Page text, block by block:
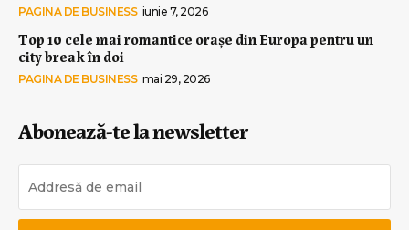
PAGINA DE BUSINESS iunie 7, 2026
Top 10 cele mai romantice orașe din Europa pentru un
city break în doi
PAGINA DE BUSINESS mai 29, 2026
Abonează-te la newsletter